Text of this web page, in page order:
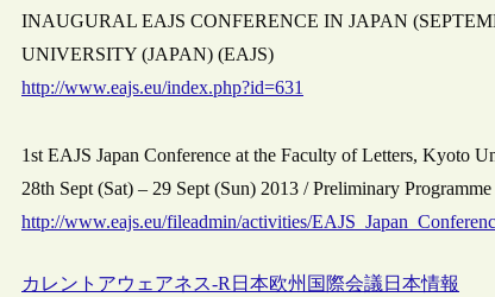
INAUGURAL EAJS CONFERENCE IN JAPAN
UNIVERSITY (JAPAN) (EAJS)
http://www.eajs.eu/index.php?id=631
1st EAJS Japan Conference at the Faculty of Letters, Kyoto
28th Sept (Sat) – 29 Sept (Sun) 2013 / Preliminary
http://www.eajs.eu/fileadmin/activities/
カレントアウェアネス-R 日本欧州 国際会議 日本情報